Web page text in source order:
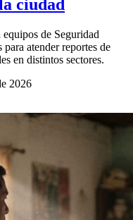
ciudad
de Seguridad
atender reportes de
en distintos sectores.
2026